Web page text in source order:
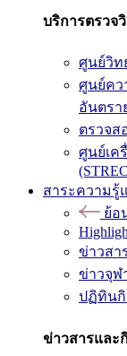
บริการตรวจ
ศูนย์วิท
ศูนย์คว
อันตรา
ตรวจ
ศูนย์เค
สาระความรู้
ย้อ
ข่าวสา
ข่าวจุฬ
ปฏิทินกิ
ข่าวสารและ